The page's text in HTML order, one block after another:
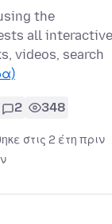
the
all interactive
videos, search
2 348
στις 2 έτη πριν